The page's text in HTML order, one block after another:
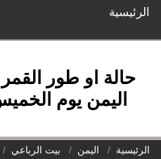
الرئيسية
حالة او طور
اليمن يوم الخميس، 14
الرئيسية اليمن بيت الرباعي